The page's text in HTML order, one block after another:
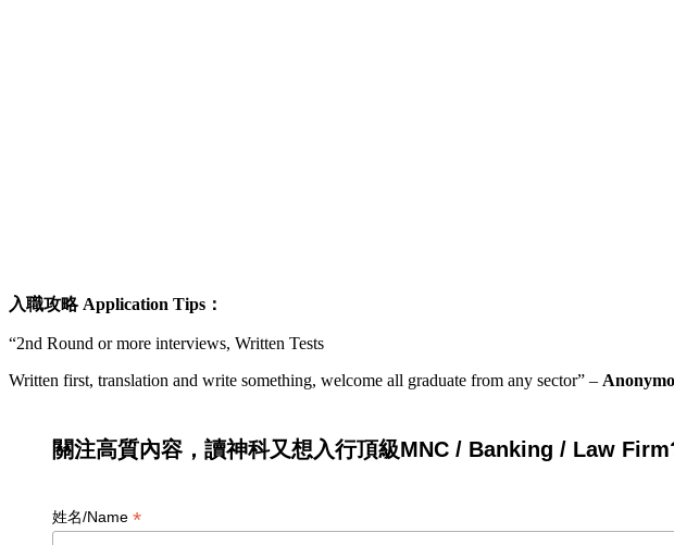
入職攻略 Application Tips ：
“2nd Round or more interviews, Written Tests
Written first, translation and write something, welcome all graduate from any sector” –
關注高質內容，讀神科又想入行頂級MNC / Banking / Law
姓名/Name *